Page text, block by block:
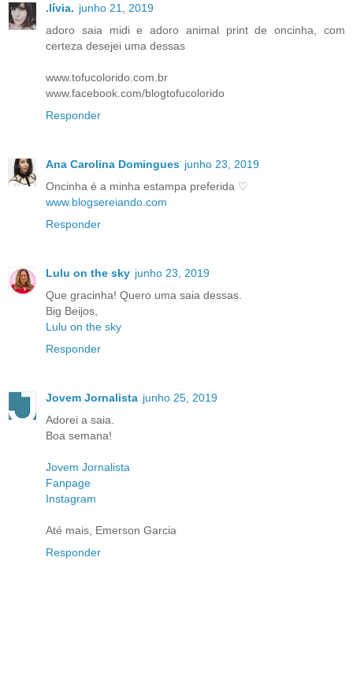
.lívia. junho 21, 2019
adoro saia midi e adoro animal print de oncinha, com
certeza desejei uma dessas
www.tofucolorido.com.br
www.facebook.com/blogtofucolorido
Responder
Ana Carolina Domingues junho 23, 2019
Oncinha é a minha estampa preferida ♡
www.blogsereiando.com
Responder
Lulu on the sky junho 23, 2019
Que gracinha! Quero uma saia dessas.
Big Beijos,
Lulu on the sky
Responder
Jovem Jornalista junho 25, 2019
Adorei a saia.
Boa semana!
Jovem Jornalista
Fanpage
Instagram
Até mais, Emerson Garcia
Responder